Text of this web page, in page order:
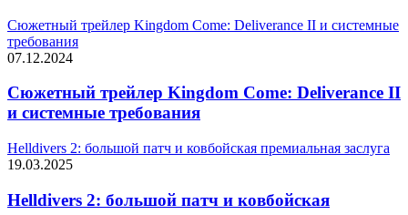
Сюжетный трейлер Kingdom Come: Deliverance II и системные
требования
07.12.2024
Сюжетный трейлер Kingdom Come: Deliverance II
и системные требования
Helldivers 2: большой патч и ковбойская премиальная заслуга
19.03.2025
Helldivers 2: большой патч и ковбойская